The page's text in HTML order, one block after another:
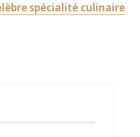
spécialité culinaire